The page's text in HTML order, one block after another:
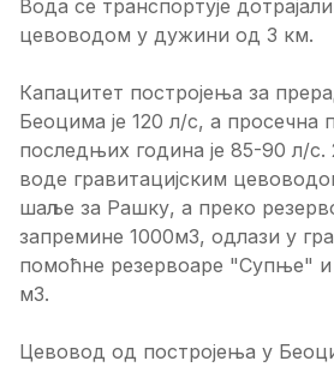
Вода се транспортује
цевоводом у дужини од 3 км.
Капацитет постројења за
Беоцима је 120 л/с, а просечна
последњих година је 85-90 л/с.
воде гравитацијским
шаље за Рашку, а преко
запремине 1000м3, одлази у
помоћне резервоаре "Супње"
м3.
Цевовод од постројења у